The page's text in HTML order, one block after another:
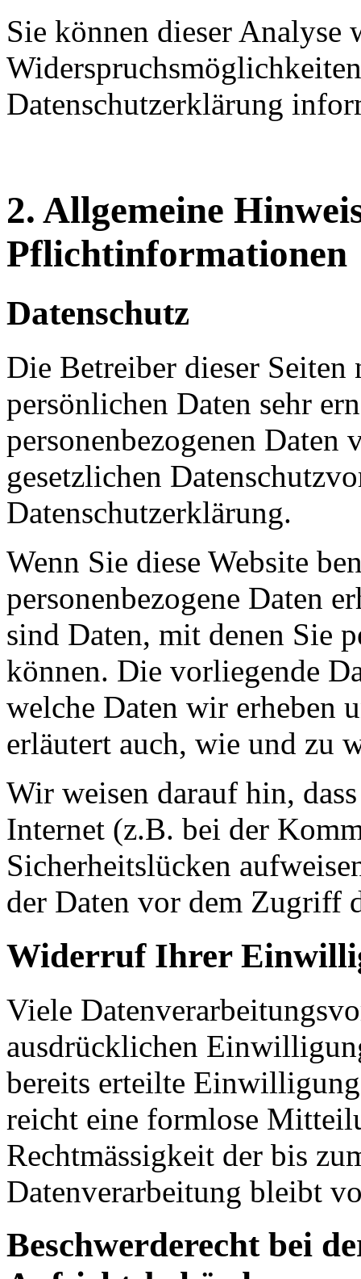
Sie können dieser Analyse
Datenschutzerklärung
2. Allgemeine
Pflichtinformationen
Datenschutz
Die Betreiber dieser Seiten
persönlichen Daten sehr
personenbezogenen Daten
gesetzlichen
Datenschutzerklärung.
Wenn Sie diese Website
personenbezogene Daten
sind Daten, mit denen Sie
können. Die vorliegende
welche Daten wir erheben
erläutert auch, wie und zu
Wir weisen darauf hin,
Internet (z.B. bei der
Sicherheitslücken
der Daten vor dem Zugriff
Widerruf Ihrer
Viele
ausdrücklichen
bereits erteilte
reicht eine formlose
Rechtmässigkeit der bis
Datenverarbeitung bleibt
Beschwerderecht bei